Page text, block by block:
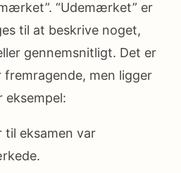
“Udemærket” er
til at beskrive noget,
gennemsnitligt. Det er
men ligger
eksempel:
til eksamen var